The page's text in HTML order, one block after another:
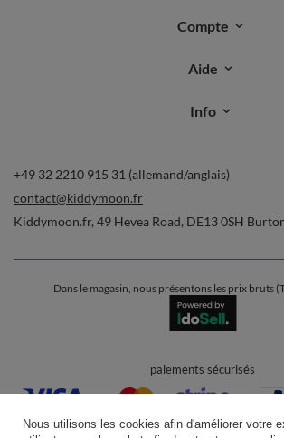
Compte
Aide
Info
+49 32 2210 915 31 (allemand/anglais)
contact@kiddymoon.fr
Kiddymoon.fr, 49 Hevea Road, DE13 0SH
Dans le magasin, nous présentons les prix bruts
paiements sécurisés
Nous utilisons les cookies afin d'améliorer votre